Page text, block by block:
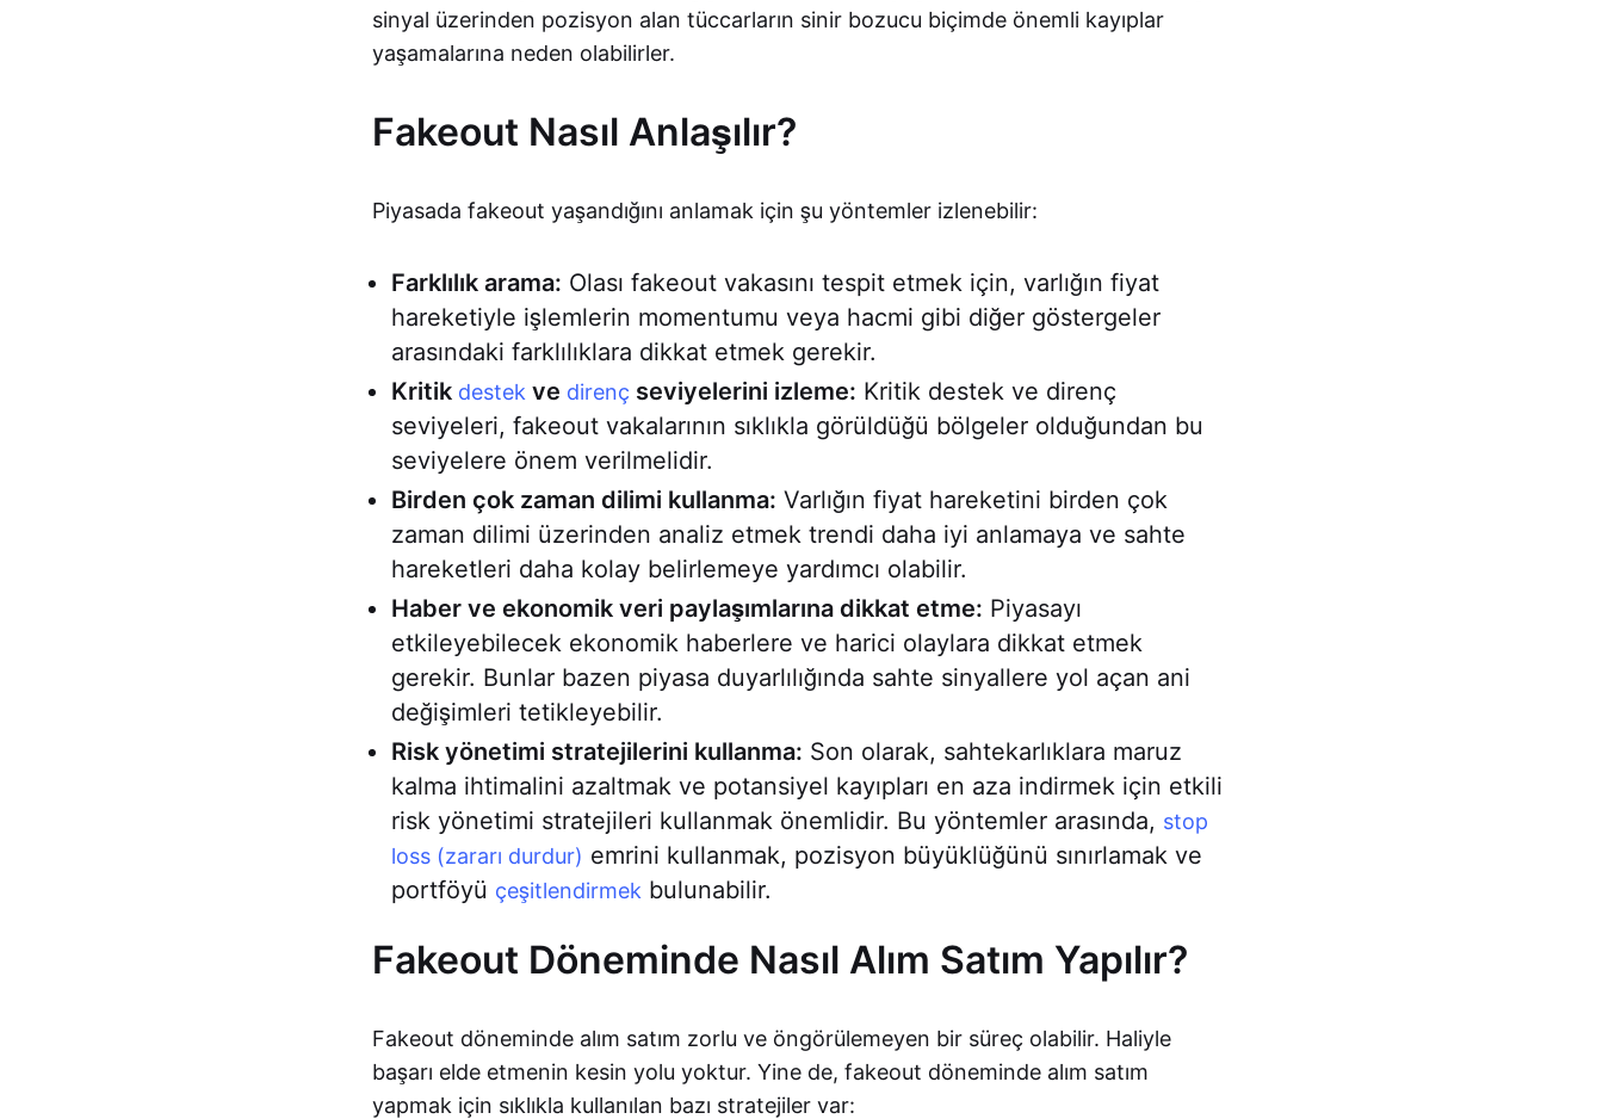
sinyal üzerinden pozisyon alan tüccarların sinir bozucu biçimde önemli kayıplar
yaşamalarına neden olabilirler.
Fakeout Nasıl Anlaşılır?
Piyasada fakeout yaşandığını anlamak için şu yöntemler izlenebilir:
Farklılık arama: Olası fakeout vakasını tespit etmek için, varlığın fiyat
hareketiyle işlemlerin momentumu veya hacmi gibi diğer göstergeler
arasındaki farklılıklara dikkat etmek gerekir.
Kritik destek ve direnç seviyelerini izleme: Kritik destek ve direnç
seviyeleri, fakeout vakalarının sıklıkla görüldüğü bölgeler olduğundan bu
seviyelere önem verilmelidir.
Birden çok zaman dilimi kullanma: Varlığın fiyat hareketini birden çok
zaman dilimi üzerinden analiz etmek trendi daha iyi anlamaya ve sahte
hareketleri daha kolay belirlemeye yardımcı olabilir.
Haber ve ekonomik veri paylaşımlarına dikkat etme: Piyasayı
etkileyebilecek ekonomik haberlere ve harici olaylara dikkat etmek
gerekir. Bunlar bazen piyasa duyarlılığında sahte sinyallere yol açan ani
değişimleri tetikleyebilir.
Risk yönetimi stratejilerini kullanma: Son olarak, sahtekarlıklara maruz
kalma ihtimalini azaltmak ve potansiyel kayıpları en aza indirmek için etkili
risk yönetimi stratejileri kullanmak önemlidir. Bu yöntemler arasında, stop
loss (zararı durdur) emrini kullanmak, pozisyon büyüklüğünü sınırlamak ve
portföyü çeşitlendirmek bulunabilir.
Fakeout Döneminde Nasıl Alım Satım Yapılır?
Fakeout döneminde alım satım zorlu ve öngörülemeyen bir süreç olabilir. Haliyle
başarı elde etmenin kesin yolu yoktur. Yine de, fakeout döneminde alım satım
yapmak için sıklıkla kullanılan bazı stratejiler var: